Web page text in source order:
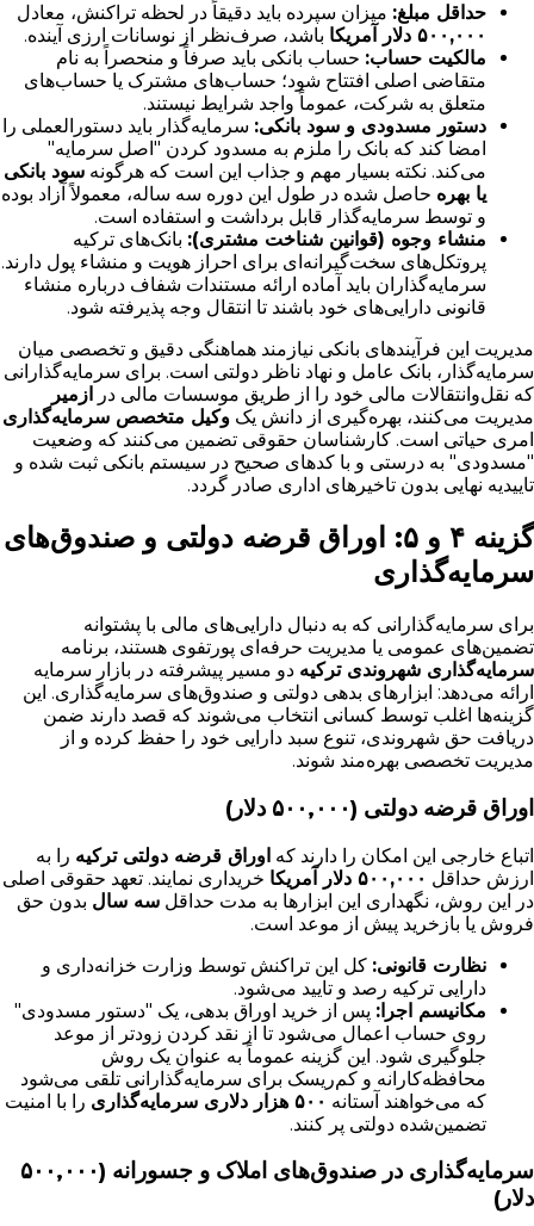
حداقل مبلغ: میزان سپرده باید دقیقاً در لحظه تراکنش، معادل
۵۰۰,۰۰۰ دلار آمریکا
باشد، صرف‌نظر از نوسانات ارزی آینده.
مالکیت حساب: حساب بانکی باید صرفاً و منحصراً به نام
متقاضی اصلی افتتاح شود؛ حساب‌های مشترک یا حساب‌های
متعلق به شرکت، عموماً واجد شرایط نیستند.
دستور مسدودی و سود بانکی: سرمایه‌گذار باید دستورالعملی را
امضا کند که بانک را ملزم به مسدود کردن "اصل سرمایه"
می‌کند. نکته بسیار مهم و جذاب این است که هرگونه سود بانکی
یا بهره حاصل شده در طول این دوره سه ساله، معمولاً آزاد بوده
و توسط سرمایه‌گذار قابل برداشت و استفاده است.
منشاء وجوه (قوانین شناخت مشتری): بانک‌های ترکیه
پروتکل‌های سخت‌گیرانه‌ای برای احراز هویت و منشاء پول دارند.
سرمایه‌گذاران باید آماده ارائه مستندات شفاف درباره منشاء
قانونی دارایی‌های خود باشند تا انتقال وجه پذیرفته شود.
مدیریت این فرآیندهای بانکی نیازمند هماهنگی دقیق و تخصصی میان
سرمایه‌گذار، بانک عامل و نهاد ناظر دولتی است. برای سرمایه‌گذارانی
که نقل‌وانتقالات مالی خود را از طریق موسسات مالی در
ازمیر
مدیریت می‌کنند، بهره‌گیری از دانش یک وکیل متخصص سرمایه‌گذاری
امری حیاتی است. کارشناسان حقوقی تضمین می‌کنند که وضعیت
"مسدودی" به درستی و با کدهای صحیح در سیستم بانکی ثبت شده و
تاییدیه نهایی بدون تاخیرهای اداری صادر گردد.
گزینه ۴ و ۵: اوراق قرضه دولتی و صندوق‌های
سرمایه‌گذاری
برای سرمایه‌گذارانی که به دنبال دارایی‌های مالی با پشتوانه
تضمین‌های عمومی یا مدیریت حرفه‌ای پورتفوی هستند، برنامه
سرمایه‌گذاری شهروندی ترکیه دو مسیر پیشرفته در بازار سرمایه
ارائه می‌دهد: ابزارهای بدهی دولتی و صندوق‌های سرمایه‌گذاری. این
گزینه‌ها اغلب توسط کسانی انتخاب می‌شوند که قصد دارند ضمن
دریافت حق شهروندی، تنوع سبد دارایی خود را حفظ کرده و از
مدیریت تخصصی بهره‌مند شوند.
اوراق قرضه دولتی (۵۰۰,۰۰۰ دلار)
اتباع خارجی این امکان را دارند که اوراق قرضه دولتی ترکیه را به
ارزش حداقل ۵۰۰,۰۰۰ دلار آمریکا
خریداری نمایند. تعهد حقوقی اصلی
در این روش، نگهداری این ابزارها به مدت حداقل سه سال بدون حق
فروش یا بازخرید پیش از موعد است.
نظارت قانونی: کل این تراکنش توسط وزارت خزانه‌داری و
دارایی ترکیه رصد و تایید می‌شود.
مکانیسم اجرا: پس از خرید اوراق بدهی، یک "دستور مسدودی"
روی حساب اعمال می‌شود تا از نقد کردن زودتر از موعد
جلوگیری شود. این گزینه عموماً به عنوان یک روش
محافظه‌کارانه و کم‌ریسک برای سرمایه‌گذارانی تلقی می‌شود
که می‌خواهند آستانه ۵۰۰ هزار دلاری سرمایه‌گذاری
را با امنیت
تضمین‌شده دولتی پر کنند.
سرمایه‌گذاری در صندوق‌های املاک و جسورانه (۵۰۰,۰۰۰
دلار)